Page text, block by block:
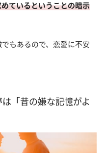
ているということの暗示
もあるので、恋愛に不安
は「昔の嫌な記憶がよ